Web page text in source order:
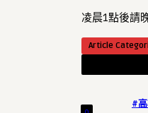
凌晨1點後請
Article
#高